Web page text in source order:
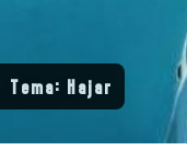
Tema: Hajar